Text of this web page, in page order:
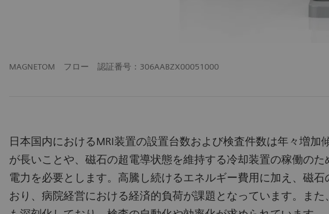
MAGNETOM フロー 認証番号：306AABZX00051000
日本国内におけるMRI装置の設置台数および検査件数は年々増加
が長いことや、磁石の超電導状態を維持する冷却装置の稼働の
電力を必要とします。高騰し続けるエネルギー費用に加え、磁
おり、病院経営における経済的負荷が課題となっています。ま